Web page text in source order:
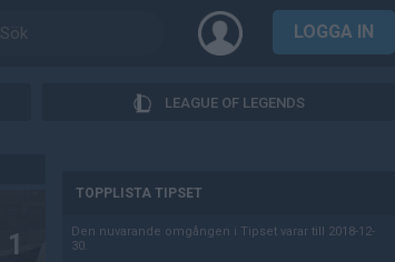
LOGGA IN
LEAGUE OF LEGENDS
1
TOPPLISTA TIPSET
Den nuvarande omgången i Tipset varar till 2018-12-
30.